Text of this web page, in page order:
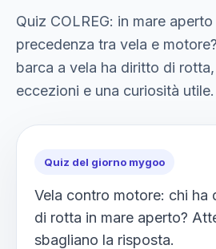
Quiz COLREG: in mare
precedenza tra vela e
barca a vela ha diritto di
eccezioni e una curiosità utile.
Quiz del giorno mygoo
Vela contro motore: chi ha
di rotta in mare aperto?
sbagliano la risposta.